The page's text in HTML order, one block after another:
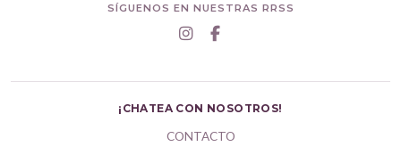
SÍGUENOS EN NUESTRAS RRSS
¡CHATEA CON NOSOTROS!
CONTACTO